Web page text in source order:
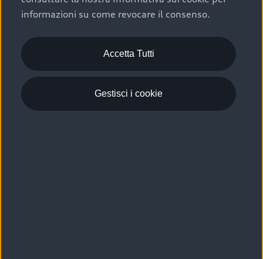
Scelta :plus, significa affidarsi ad un prodotto che viene
sottoposto a 110 controlli approfonditi e coperto da
garanzia fino a 4 anni per una maggiore tutela del tuo
acquisto.
informazioni su come revocare il consenso.
Accetta Tutti
Gestisci i cookie